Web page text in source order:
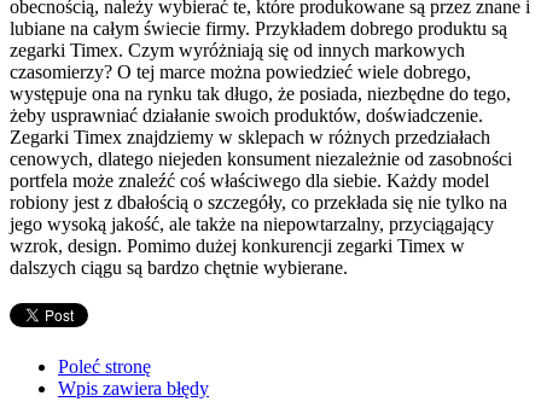
obecnością, należy wybierać te, które produkowane są przez znane i
lubiane na całym świecie firmy. Przykładem dobrego produktu są
zegarki Timex. Czym wyróżniają się od innych markowych
czasomierzy? O tej marce można powiedzieć wiele dobrego,
występuje ona na rynku tak długo, że posiada, niezbędne do tego,
żeby usprawniać działanie swoich produktów, doświadczenie.
Zegarki Timex znajdziemy w sklepach w różnych przedziałach
cenowych, dlatego niejeden konsument niezależnie od zasobności
portfela może znaleźć coś właściwego dla siebie. Każdy model
robiony jest z dbałością o szczegóły, co przekłada się nie tylko na
jego wysoką jakość, ale także na niepowtarzalny, przyciągający
wzrok, design. Pomimo dużej konkurencji zegarki Timex w
dalszych ciągu są bardzo chętnie wybierane.
Poleć stronę
Wpis zawiera błędy